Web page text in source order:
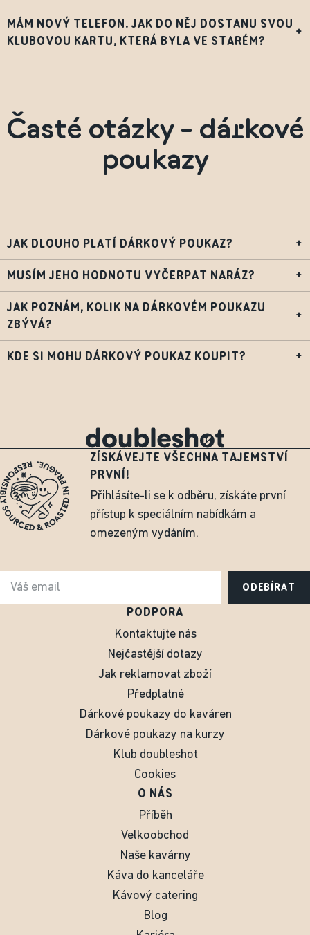
MÁM NOVÝ TELEFON. JAK DO NĚJ DOSTANU SVOU
KLUBOVOU KARTU, KTERÁ BYLA VE STARÉM?
+
Časté otázky - dárkové
poukazy
JAK DLOUHO PLATÍ DÁRKOVÝ POUKAZ? +
MUSÍM JEHO HODNOTU VYČERPAT NARÁZ? +
JAK POZNÁM, KOLIK NA DÁRKOVÉM POUKAZU
ZBÝVÁ?
+
KDE SI MOHU DÁRKOVÝ POUKAZ KOUPIT? +
ZÍSKÁVEJTE VŠECHNA TAJEMSTVÍ
PRVNÍ!
Přihlásíte-li se k odběru, získáte první
přístup k speciálním nabídkám a
omezeným vydáním.
ODEBÍRAT
PODPORA
Kontaktujte nás
Nejčastější dotazy
Jak reklamovat zboží
Předplatné
Dárkové poukazy do kaváren
Dárkové poukazy na kurzy
Klub doubleshot
Cookies
O NÁS
Příběh
Velkoobchod
Naše kavárny
Káva do kanceláře
Kávový catering
Blog